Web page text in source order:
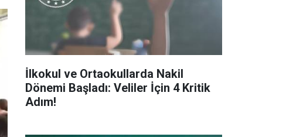
İlkokul ve Ortaokullarda Nakil
Dönemi Başladı: Veliler İçin 4 Kritik
Adım!